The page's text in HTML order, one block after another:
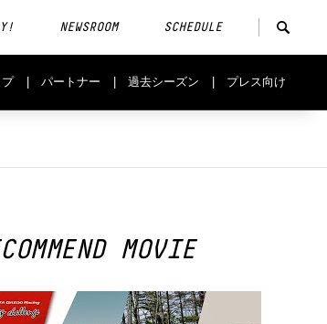
NEWSROOM SCHEDULE
パートナー 過去シーズン プレス向け
MOVIE